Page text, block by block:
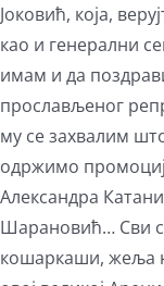
Јоковић, која,
као и генерални
имам и да
прослављеног
му се захвалим
одржимо
Александра
Шарановић… Сви
кошаркаши, жеља